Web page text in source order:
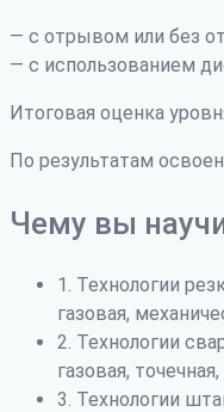
— с отрывом или без
— с использованием
Итоговая оценка
По результатам
Чему вы
1. Технологии
газовая,
2. Технологии
газовая,
3. Технологии